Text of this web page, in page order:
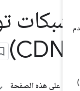
على هذه الصفحة